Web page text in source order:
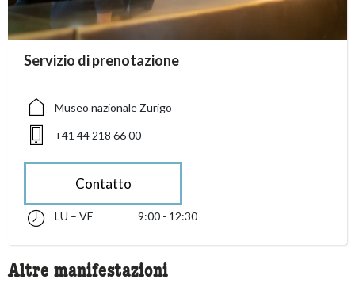
accessibility.sr-only.person_card_info
Servizio di prenotazione
accessibility.sr-only.museum
Museo nazionale Zurigo
accessibility.sr-only.phone
+41 44 218 66 00
Contatto
accessibility.sr-only.opening_hours
lunedì fino alle venerdì 09:00 - 12:30
LU – VE 9:00 - 12:30
Altre manifestazioni